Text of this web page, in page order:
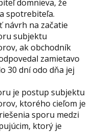
domnieva, že
spotrebiteľa.
návrh na začatie
subjektu
ak obchodník
zamietavo
30 dní odo dňa jej
je postup subjektu
ktorého cieľom je
sporu medzi
ktorý je